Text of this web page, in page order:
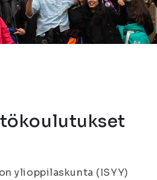
ylioppilaskunta (ISYY)